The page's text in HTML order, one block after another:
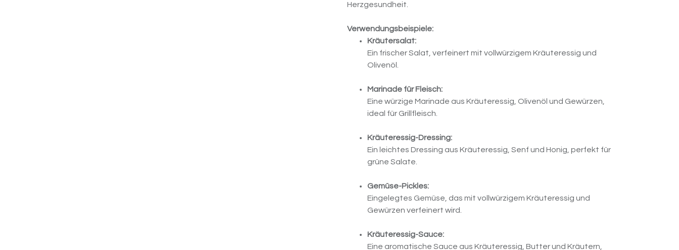
Herzgesundheit.
Verwendungsbeispiele:
Kräutersalat:
Ein frischer Salat, verfeinert mit vollwürzigem Kräuteressig und
Olivenöl.
Marinade für Fleisch:
Eine würzige Marinade aus Kräuteressig, Olivenöl und Gewürzen,
ideal für Grillfleisch.
Kräuteressig-Dressing:
Ein leichtes Dressing aus Kräuteressig, Senf und Honig, perfekt für
grüne Salate.
Gemüse-Pickles:
Eingelegtes Gemüse, das mit vollwürzigem Kräuteressig und
Gewürzen verfeinert wird.
Kräuteressig-Sauce:
Eine aromatische Sauce aus Kräuteressig, Butter und Kräutern,